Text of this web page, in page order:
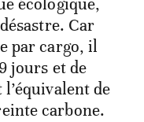
écologique,
Car
par cargo, il
jours et de
de
carbone.